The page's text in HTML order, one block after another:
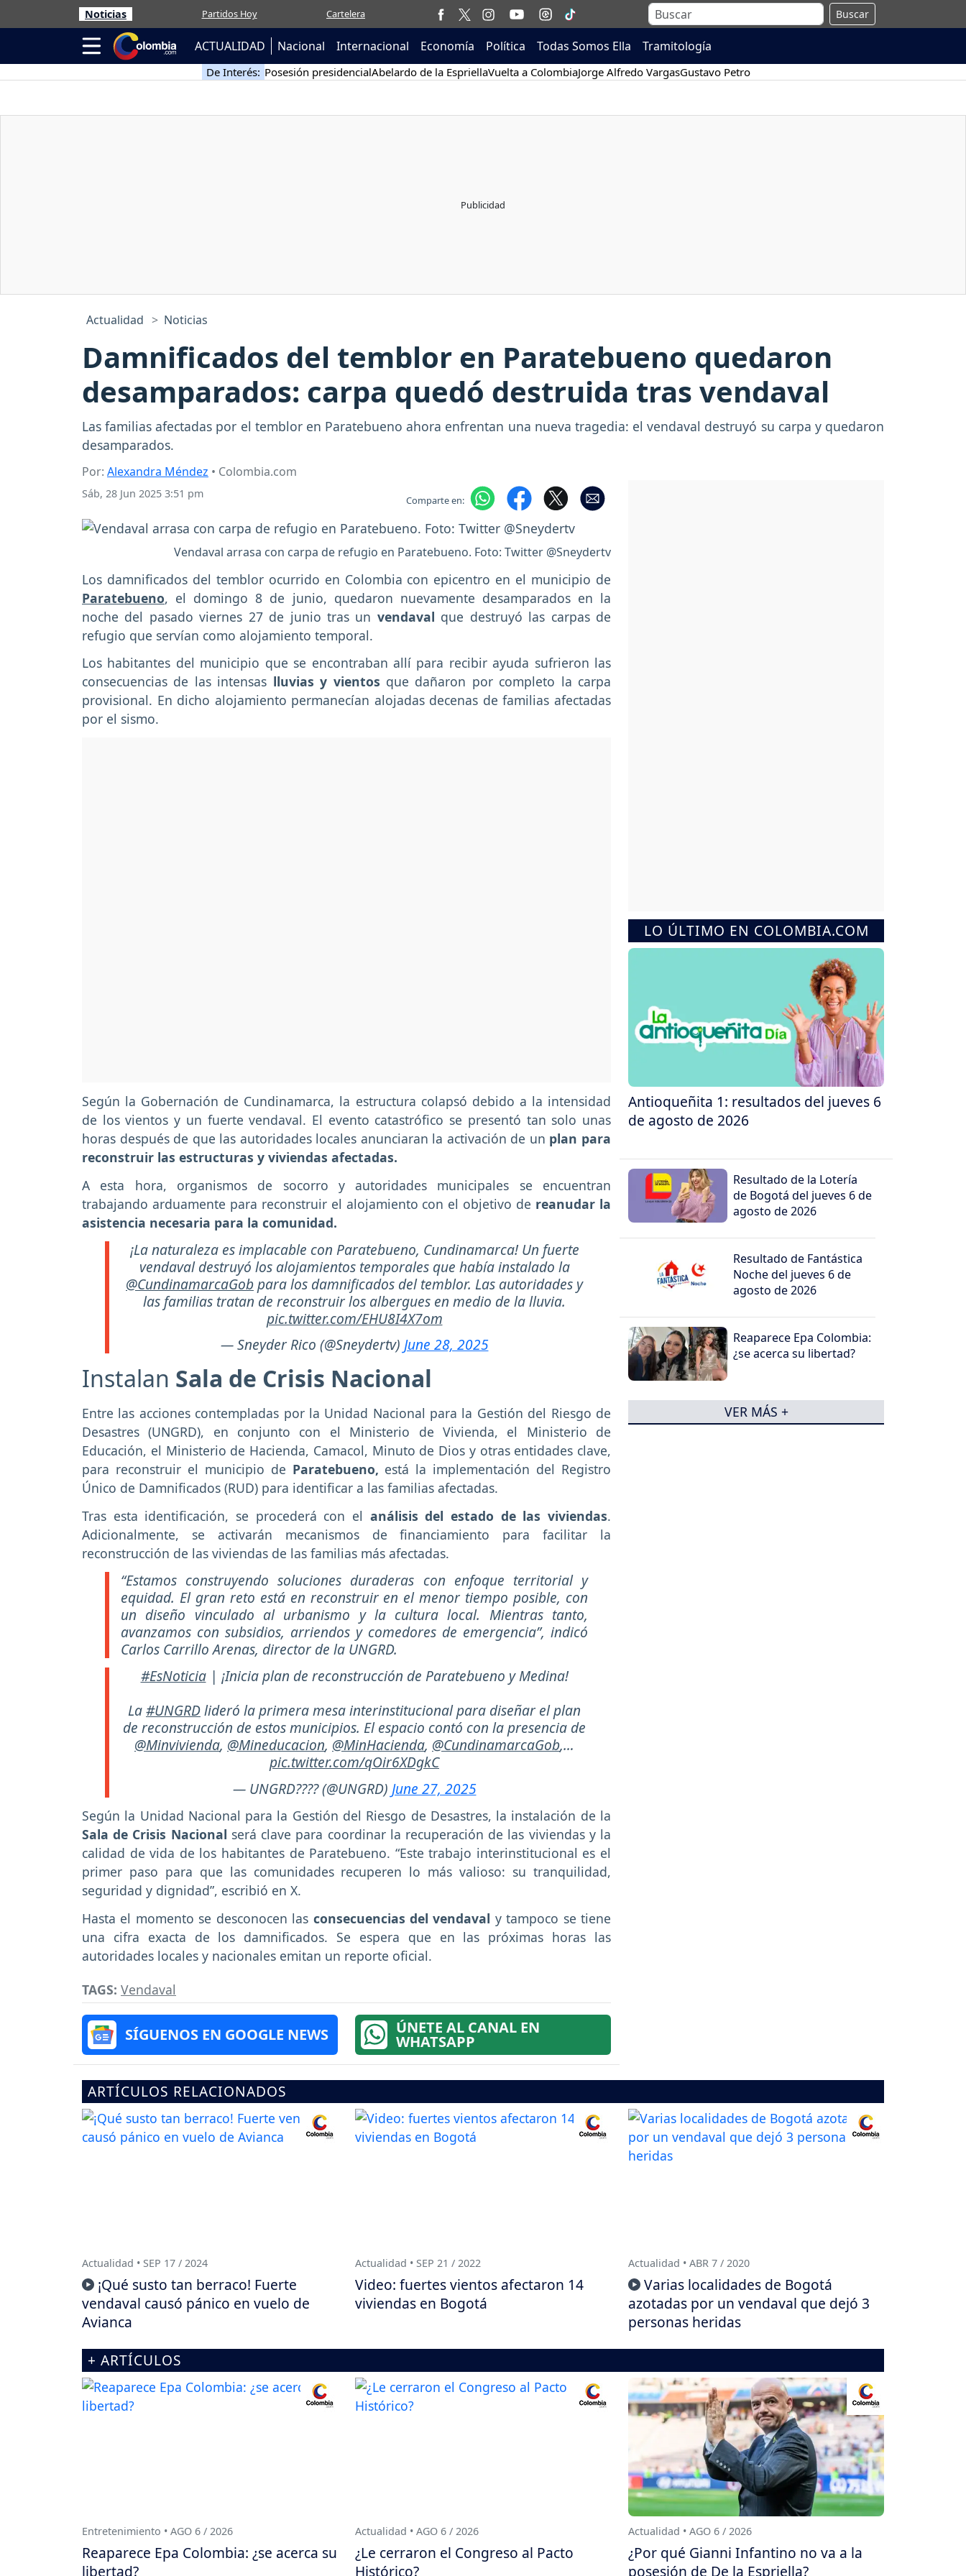
Noticias Partidos Hoy Cartelera Buscar
ACTUALIDAD Nacional Internacional Economía Política Todas Somos Ella Tramitología
De Interés: Posesión presidencialAbelardo de la EspriellaVuelta a ColombiaJorge Alfredo VargasGustavo Petro
Actualidad Noticias
Damnificados del temblor en Paratebueno quedaron
desamparados: carpa quedó destruida tras vendaval
Las familias afectadas por el temblor en Paratebueno ahora enfrentan una nueva tragedia: el vendaval destruyó su carpa y quedaron
desamparados.
Por: Alexandra Méndez • Colombia.com
Sáb, 28 Jun 2025 3:51 pm Comparte en:
Vendaval arrasa con carpa de refugio en Paratebueno. Foto: Twitter @Sneydertv
Los damnificados del temblor ocurrido en Colombia con epicentro en el municipio de
Paratebueno, el domingo 8 de junio, quedaron nuevamente desamparados en la
noche del pasado viernes 27 de junio tras un vendaval que destruyó las carpas de
refugio que servían como alojamiento temporal.
Los habitantes del municipio que se encontraban allí para recibir ayuda sufrieron las
consecuencias de las intensas lluvias y vientos que dañaron por completo la carpa
provisional. En dicho alojamiento permanecían alojadas decenas de familias afectadas
por el sismo.
Según la Gobernación de Cundinamarca, la estructura colapsó debido a la intensidad
de los vientos y un fuerte vendaval. El evento catastrófico se presentó tan solo unas
horas después de que las autoridades locales anunciaran la activación de un plan para
reconstruir las estructuras y viviendas afectadas.
A esta hora, organismos de socorro y autoridades municipales se encuentran
trabajando arduamente para reconstruir el alojamiento con el objetivo de reanudar la
asistencia necesaria para la comunidad.
¡La naturaleza es implacable con Paratebueno, Cundinamarca! Un fuerte
vendaval destruyó los alojamientos temporales que había instalado la
@CundinamarcaGobpara los damnificados del temblor. Las autoridades y
las familias tratan de reconstruir los albergues en medio de la lluvia.
pic.twitter.com/EHU8I4X7om
— Sneyder Rico (@Sneydertv) June 28, 2025
Instalan Sala de Crisis Nacional
Entre las acciones contempladas por la Unidad Nacional para la Gestión del Riesgo de
Desastres (UNGRD), en conjunto con el Ministerio de Vivienda, el Ministerio de
Educación, el Ministerio de Hacienda, Camacol, Minuto de Dios y otras entidades clave,
para reconstruir el municipio de Paratebueno, está la implementación del Registro
Único de Damnificados (RUD) para identificar a las familias afectadas.
Tras esta identificación, se procederá con el análisis del estado de las viviendas.
Adicionalmente, se activarán mecanismos de financiamiento para facilitar la
reconstrucción de las viviendas de las familias más afectadas.
“Estamos construyendo soluciones duraderas con enfoque territorial y
equidad. El gran reto está en reconstruir en el menor tiempo posible, con
un diseño vinculado al urbanismo y la cultura local. Mientras tanto,
avanzamos con subsidios, arriendos y comedores de emergencia”, indicó
Carlos Carrillo Arenas, director de la UNGRD.
#EsNoticia| ¡Inicia plan de reconstrucción de Paratebueno y Medina!
La#UNGRDlideró la primera mesa interinstitucional para diseñar el plan
de reconstrucción de estos municipios. El espacio contó con la presencia de
@Minvivienda, @Mineducacion, @MinHacienda, @CundinamarcaGob,…
pic.twitter.com/qOir6XDgkC
— UNGRD???? (@UNGRD) June 27, 2025
Según la Unidad Nacional para la Gestión del Riesgo de Desastres, la instalación de la
Sala de Crisis Nacional será clave para coordinar la recuperación de las viviendas y la
calidad de vida de los habitantes de Paratebueno. “Este trabajo interinstitucional es el
primer paso para que las comunidades recuperen lo más valioso: su tranquilidad,
seguridad y dignidad”, escribió en X.
Hasta el momento se desconocen las consecuencias del vendaval y tampoco se tiene
una cifra exacta de los damnificados. Se espera que en las próximas horas las
autoridades locales y nacionales emitan un reporte oficial.
TAGS: Vendaval
SÍGUENOS EN GOOGLE NEWS ÚNETE AL CANAL EN
WHATSAPP
LO ÚLTIMO EN COLOMBIA.COM
Antioqueñita 1: resultados del jueves 6
de agosto de 2026
Resultado de la Lotería
de Bogotá del jueves 6 de
agosto de 2026
Resultado de Fantástica
Noche del jueves 6 de
agosto de 2026
Reaparece Epa Colombia:
¿se acerca su libertad?
VER MÁS +
ARTÍCULOS RELACIONADOS
Actualidad • SEP 17 / 2024
¡Qué susto tan berraco! Fuerte
vendaval causó pánico en vuelo de
Avianca
Actualidad • SEP 21 / 2022
Video: fuertes vientos afectaron 14
viviendas en Bogotá
Actualidad • ABR 7 / 2020
Varias localidades de Bogotá
azotadas por un vendaval que dejó 3
personas heridas
+ ARTÍCULOS
Entretenimiento • AGO 6 / 2026
Reaparece Epa Colombia: ¿se acerca su
libertad?
Actualidad • AGO 6 / 2026
¿Le cerraron el Congreso al Pacto
Histórico?
Actualidad • AGO 6 / 2026
¿Por qué Gianni Infantino no va a la
posesión de De la Espriella?